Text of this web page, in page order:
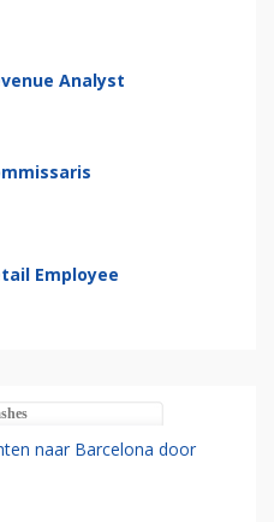
Analyst
Employee
naar Barcelona door